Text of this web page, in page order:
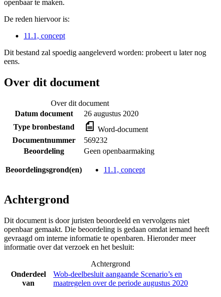
openbaar te maken.
De reden hiervoor is:
11.1, concept
Dit bestand zal spoedig aangeleverd worden: probeert u later nog
eens.
Over dit document
Over dit document
Datum document
26 augustus 2020
Type bronbestand
Word-document
Documentnummer
569232
Beoordeling
Geen openbaarmaking
Beoordelingsgrond(en) 11.1, concept
Achtergrond
Dit document is door juristen beoordeeld en vervolgens niet
openbaar gemaakt. Die beoordeling is gedaan omdat iemand heeft
gevraagd om interne informatie te openbaren. Hieronder meer
informatie over dat verzoek en het besluit:
Achtergrond
Onderdeel
van
Wob-deelbesluit aangaande Scenario’s en
maatregelen over de periode augustus 2020